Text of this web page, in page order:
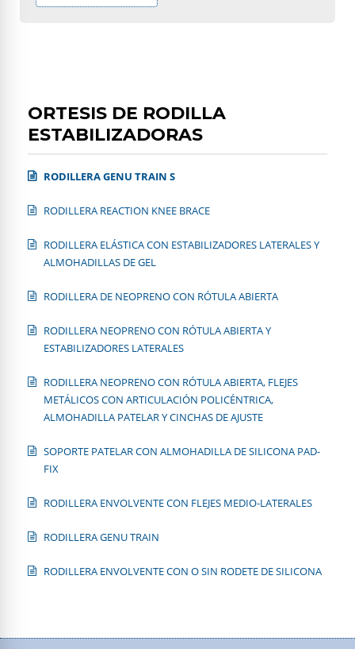
ORTESIS DE RODILLA
ESTABILIZADORAS
RODILLERA GENU TRAIN S
RODILLERA REACTION KNEE BRACE
RODILLERA ELÁSTICA CON ESTABILIZADORES LATERALES Y
ALMOHADILLAS DE GEL
RODILLERA DE NEOPRENO CON RÓTULA ABIERTA
RODILLERA NEOPRENO CON RÓTULA ABIERTA Y
ESTABILIZADORES LATERALES
RODILLERA NEOPRENO CON RÓTULA ABIERTA, FLEJES
METÁLICOS CON ARTICULACIÓN POLICÉNTRICA,
ALMOHADILLA PATELAR Y CINCHAS DE AJUSTE
SOPORTE PATELAR CON ALMOHADILLA DE SILICONA PAD-
FIX
RODILLERA ENVOLVENTE CON FLEJES MEDIO-LATERALES
RODILLERA GENU TRAIN
RODILLERA ENVOLVENTE CON O SIN RODETE DE SILICONA